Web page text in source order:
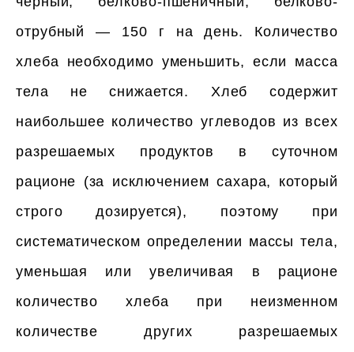
отрубный — 150 г на день. Количество
хлеба необходимо уменьшить, если масса
тела не снижается. Хлеб содержит
наибольшее количество углеводов из всех
разрешаемых продуктов в суточном
рационе (за исключением сахара, который
строго дозируется), поэтому при
систематическом определении массы тела,
уменьшая или увеличивая в рационе
количество хлеба при неизменном
количестве других разрешаемых